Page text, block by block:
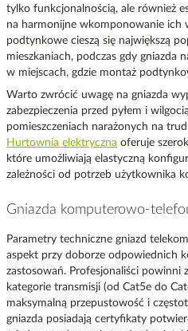
tylko funkcjonalnością, ale również
na harmonijne wkomponowanie ich
podtynkowe cieszą się największą
mieszkaniach, podczas gdy gniazda
w miejscach, gdzie montaż
Warto zwrócić uwagę na gniazda
zabezpieczenia przed pyłem i
pomieszczeniach narażonych na
Hurtownia elektryczna oferuje
które umożliwiają elastyczną
zależności od potrzeb użytkownika
Gniazda komputerowo-
Parametry techniczne gniazd
aspekt przy doborze odpowiednich
zastosowań. Profesjonaliści powinni
kategorie transmisji (od Cat5e do
maksymalną przepustowość i
gniazda posiadają certyfikaty